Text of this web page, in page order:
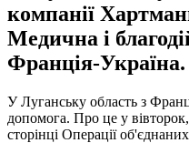
компанії
Медична і
Франція-Україна.
У Луганську область з
допомога. Про це у
сторінці Операції